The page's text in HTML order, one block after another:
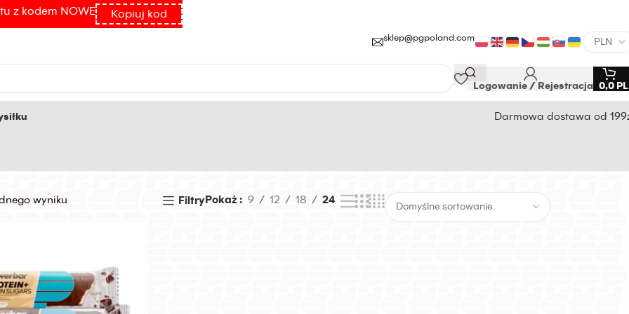
sklep@pgpoland.com
Logowanie / Rejestracja 0,0
Darmowa dostawa od
wyniku Filtry Pokaż 9 12 18 24
z kodem NOWE Kopiuj kod